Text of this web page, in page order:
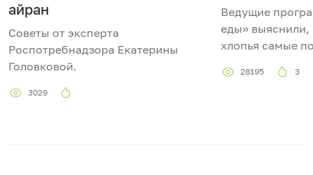
айран
Советы от эксперта
Роспотребнадзора Екатерины
Головковой.
3029
Ведущие
еды» выяснили,
хлопья самые
28195 3